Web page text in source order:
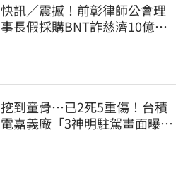
快訊／震撼！前彰律師公會理
事長假採購BNT詐慈濟10億、
挖到童骨…已2死5重傷！台積
電嘉義廠「3神明駐駕畫面曝